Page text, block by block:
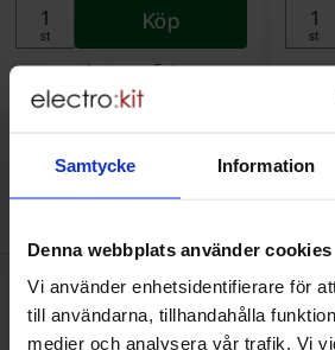
Samtycke Information
Denna webbplats använder cookies
Vi använder enhetsidentifierare för
till användarna, tillhandahålla
medier och analysera vår trafik. Vi
Art. nr
41018519
Lagervara, 5 st
Enhet:
st
Köp
Enhet:
st
Den här produkten är
och lödstation 2-i-1